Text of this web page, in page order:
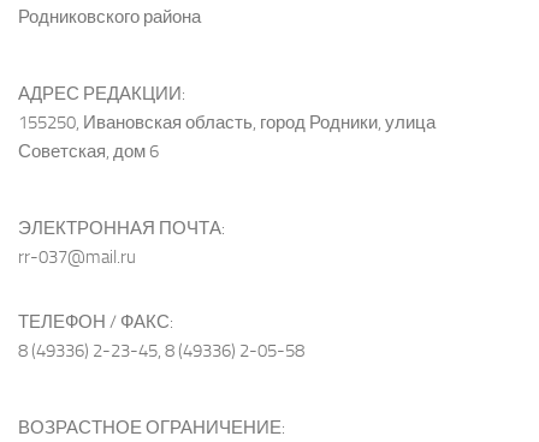
Родниковского района
АДРЕС РЕДАКЦИИ:
155250, Ивановская область, город Родники, улица
Советская, дом 6
ЭЛЕКТРОННАЯ ПОЧТА:
rr-037@mail.ru
ТЕЛЕФОН / ФАКС:
8 (49336) 2-23-45, 8 (49336) 2-05-58
ВОЗРАСТНОЕ ОГРАНИЧЕНИЕ: